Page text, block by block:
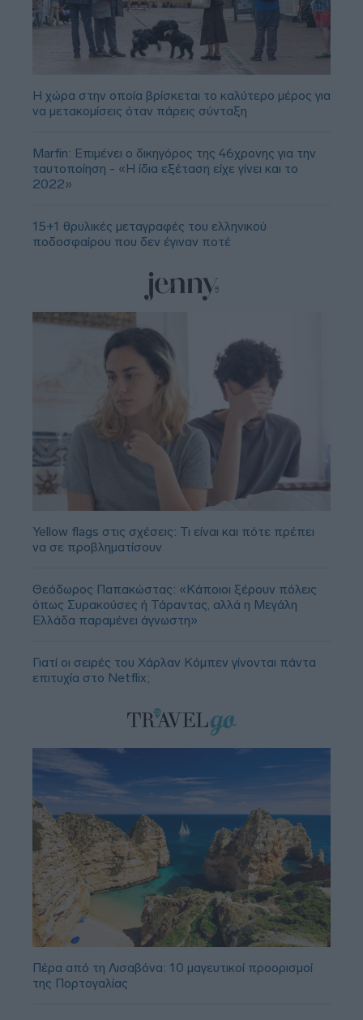
Η χώρα στην οποία βρίσκεται το καλύτερο μέρος για
να μετακομίσεις όταν πάρεις σύνταξη
Marfin: Επιμένει ο δικηγόρος της 46χρονης για την
ταυτοποίηση - «Η ίδια εξέταση είχε γίνει και το
2022»
15+1 θρυλικές μεταγραφές του ελληνικού
ποδοσφαίρου που δεν έγιναν ποτέ
Yellow flags στις σχέσεις: Τι είναι και πότε πρέπει
να σε προβληματίσουν
Θεόδωρος Παπακώστας: «Κάποιοι ξέρουν πόλεις
όπως Συρακούσες ή Τάραντας, αλλά η Μεγάλη
Ελλάδα παραμένει άγνωστη»
Γιατί οι σειρές του Χάρλαν Κόμπεν γίνονται πάντα
επιτυχία στο Netflix;
Πέρα από τη Λισαβόνα: 10 μαγευτικοί προορισμοί
της Πορτογαλίας